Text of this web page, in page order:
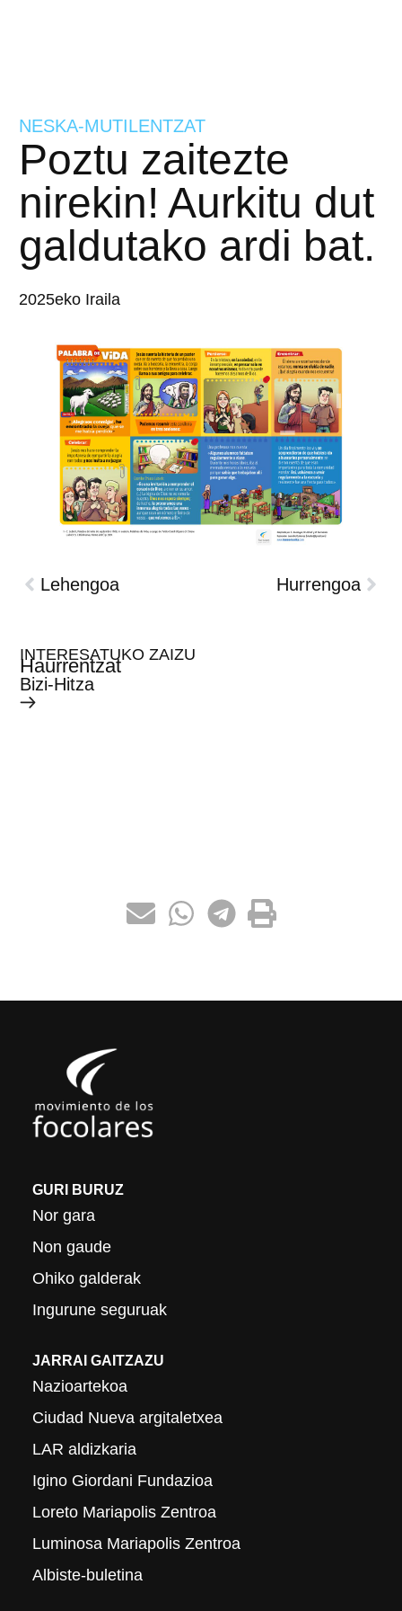
NESKA-MUTILENTZAT
Poztu zaitezte
nirekin! Aurkitu dut
galdutako ardi bat.
2025eko Iraila
Lehengoa Hurrengoa
INTERESATUKO ZAIZU
Haurrentzat
Bizi-Hitza
GURI BURUZ
Nor gara
Non gaude
Ohiko galderak
Ingurune seguruak
JARRAI GAITZAZU
Nazioartekoa
Ciudad Nueva argitaletxea
LAR aldizkaria
Igino Giordani Fundazioa
Loreto Mariapolis Zentroa
Luminosa Mariapolis Zentroa
Albiste-buletina